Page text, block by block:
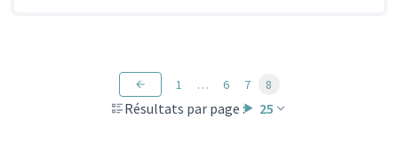
Résultats par page : 25
1 … 6 7 8